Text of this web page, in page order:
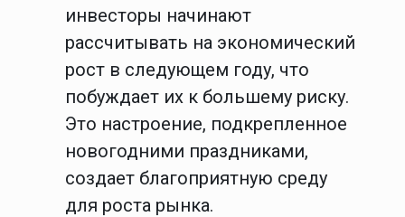
инвесторы начинают
рассчитывать на экономический
рост в следующем году, что
побуждает их к большему риску.
Это настроение, подкрепленное
новогодними праздниками,
создает благоприятную среду
для роста рынка.